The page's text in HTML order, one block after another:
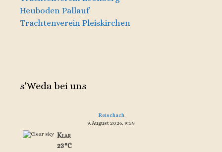
Heuboden Pallauf
Trachtenverein Pleiskirchen
s'Weda bei uns
Reischach
9. August 2026, 9:59
Klar
23°C